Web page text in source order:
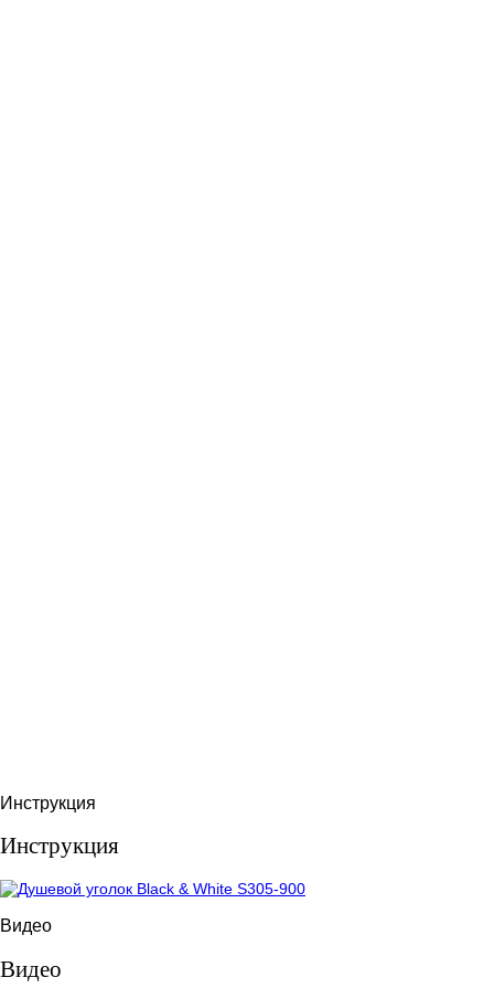
Инструкция
Инструкция
Видео
Видео